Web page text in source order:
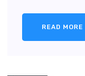
READ MORE